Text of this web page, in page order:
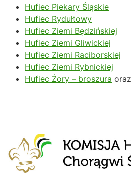
Hufiec Piekary Śląskie
Hufiec Rydułtowy
Hufiec Ziemi Będzińskiej
Hufiec Ziemi Gliwickiej
Hufiec Ziemi Raciborskiej
Hufiec Ziemi Rybnickiej
Hufiec Żory – broszura oraz